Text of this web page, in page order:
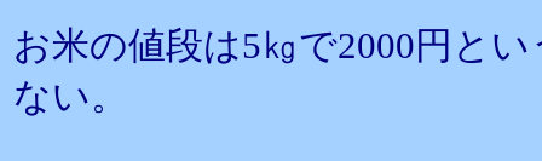
お米の値段は5㎏で2000円と
ない。